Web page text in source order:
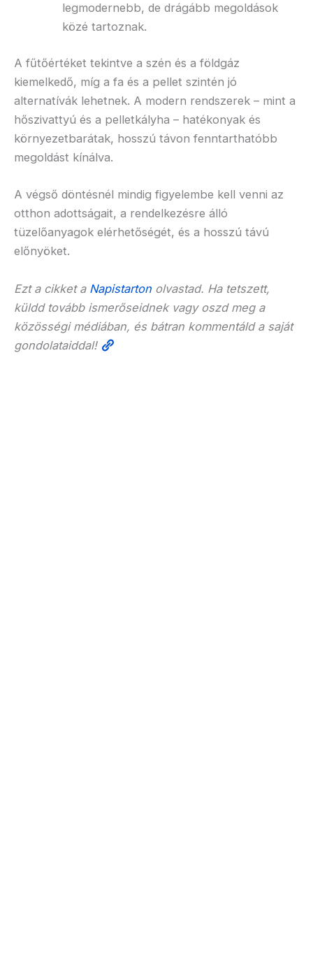
legmodernebb, de drágább megoldások
közé tartoznak.
A fűtőértéket tekintve a szén és a földgáz
kiemelkedő, míg a fa és a pellet szintén jó
alternatívák lehetnek. A modern rendszerek – mint a
hőszivattyú és a pelletkályha – hatékonyak és
környezetbarátak, hosszú távon fenntarthatóbb
megoldást kínálva.
A végső döntésnél mindig figyelembe kell venni az
otthon adottságait, a rendelkezésre álló
tüzelőanyagok elérhetőségét, és a hosszú távú
előnyöket.
Ezt a cikket a Napistarton olvastad. Ha tetszett,
küldd tovább ismerőseidnek vagy oszd meg a
közösségi médiában, és bátran kommentáld a saját
gondolataiddal!